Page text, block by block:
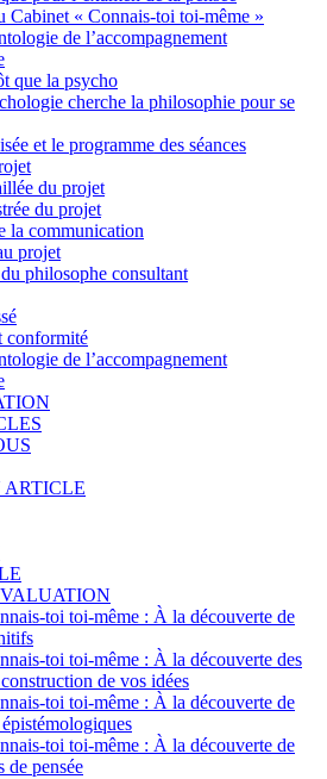
Cabinet « Connais-toi toi-même »
de l’accompagnement
que la psycho
cherche la philosophie pour se
et le programme des séances
du projet
du projet
la communication
projet
philosophe consultant
conformité
de l’accompagnement
ARTICLE
toi toi-même : À la découverte de
toi toi-même : À la découverte des
de vos idées
toi toi-même : À la découverte de
toi toi-même : À la découverte de
de pensée